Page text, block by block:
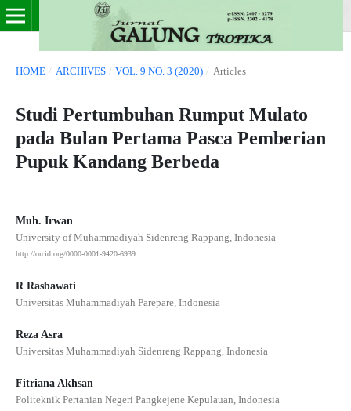
HOME / ARCHIVES / VOL. 9 NO. 3 (2020) / Articles
Studi Pertumbuhan Rumput Mulato
pada Bulan Pertama Pasca Pemberian
Pupuk Kandang Berbeda
Muh. Irwan
University of Muhammadiyah Sidenreng Rappang, Indonesia
http://orcid.org/0000-0001-9420-6939
R Rasbawati
Universitas Muhammadiyah Parepare, Indonesia
Reza Asra
Universitas Muhammadiyah Sidenreng Rappang, Indonesia
Fitriana Akhsan
Politeknik Pertanian Negeri Pangkejene Kepulauan, Indonesia